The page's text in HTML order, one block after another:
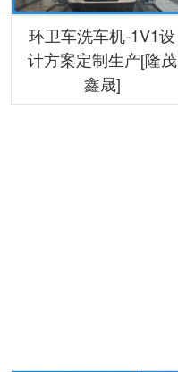
环卫车洗车机-1V1设
计方案定制生产[隆茂
鑫晟]